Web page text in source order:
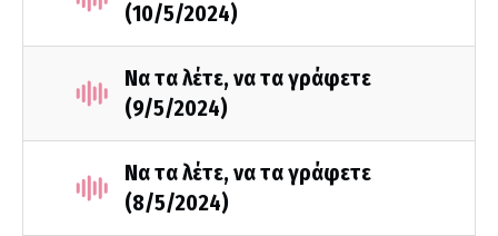
(10/5/2024)
Να τα λέτε, να τα γράφετε
(9/5/2024)
Να τα λέτε, να τα γράφετε
(8/5/2024)